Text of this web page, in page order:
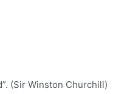
(Sir Winston Churchill)